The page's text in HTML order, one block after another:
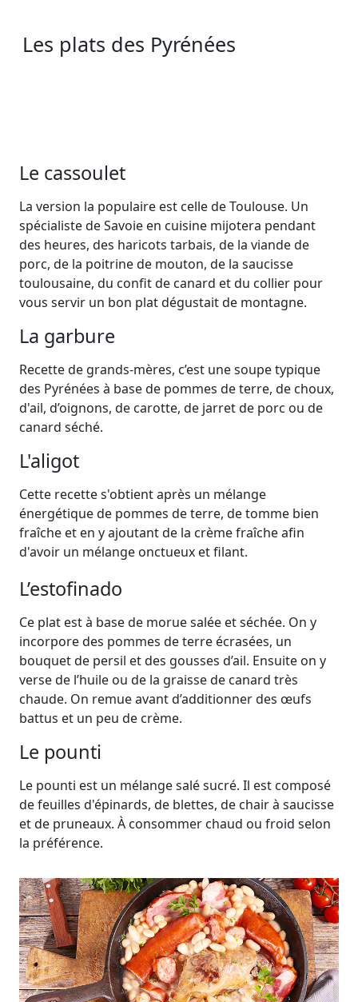
Les plats des Pyrénées
Le cassoulet
La version la populaire est celle de Toulouse. Un
spécialiste de Savoie en cuisine mijotera pendant
des heures, des haricots tarbais, de la viande de
porc, de la poitrine de mouton, de la saucisse
toulousaine, du confit de canard et du collier pour
vous servir un bon plat dégustait de montagne.
La garbure
Recette de grands-mères, c’est une soupe typique
des Pyrénées à base de pommes de terre, de choux,
d'ail, d’oignons, de carotte, de jarret de porc ou de
canard séché.
L'aligot
Cette recette s'obtient après un mélange
énergétique de pommes de terre, de tomme bien
fraîche et en y ajoutant de la crème fraîche afin
d'avoir un mélange onctueux et filant.
L’estofinado
Ce plat est à base de morue salée et séchée. On y
incorpore des pommes de terre écrasées, un
bouquet de persil et des gousses d’ail. Ensuite on y
verse de l’huile ou de la graisse de canard très
chaude. On remue avant d’additionner des œufs
battus et un peu de crème.
Le pounti
Le pounti est un mélange salé sucré. Il est composé
de feuilles d'épinards, de blettes, de chair à saucisse
et de pruneaux. À consommer chaud ou froid selon
la préférence.